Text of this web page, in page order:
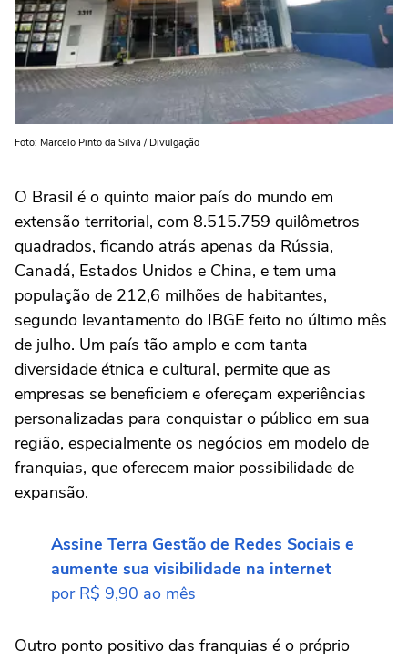
Foto: Marcelo Pinto da Silva / Divulgação
O Brasil é o quinto maior país do mundo em
extensão territorial, com 8.515.759 quilômetros
quadrados, ficando atrás apenas da Rússia,
Canadá, Estados Unidos e China, e tem uma
população de 212,6 milhões de habitantes,
segundo levantamento do IBGE feito no último mês
de julho. Um país tão amplo e com tanta
diversidade étnica e cultural, permite que as
empresas se beneficiem e ofereçam experiências
personalizadas para conquistar o público em sua
região, especialmente os negócios em modelo de
franquias, que oferecem maior possibilidade de
expansão.
Assine Terra Gestão de Redes Sociais e
aumente sua visibilidade na internet
por R$ 9,90 ao mês
Outro ponto positivo das franquias é o próprio